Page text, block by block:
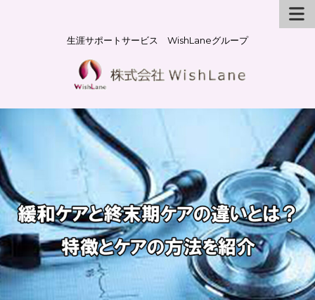
生涯サポートサービス WishLaneグループ